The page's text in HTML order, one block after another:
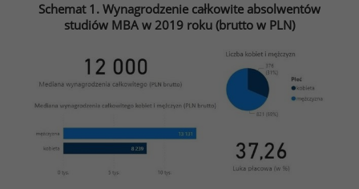
Schemat 1. Wynagrodzenie całkowite absolwentów
studiów MBA w 2019 roku (brutto w PLN)